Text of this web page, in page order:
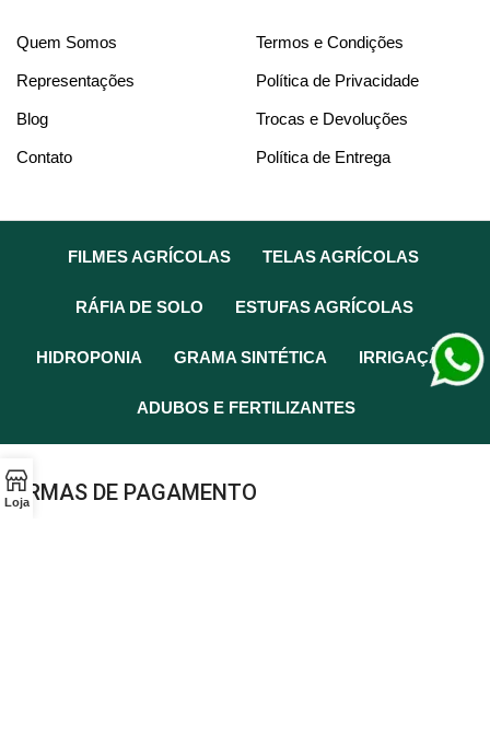
Quem Somos
Representações
Blog
Contato
Termos e Condições
Política de Privacidade
Trocas e Devoluções
Política de Entrega
FILMES AGRÍCOLAS TELAS AGRÍCOLAS
RÁFIA DE SOLO ESTUFAS AGRÍCOLAS
HIDROPONIA GRAMA SINTÉTICA IRRIGAÇÃO
ADUBOS E FERTILIZANTES
FORMAS DE PAGAMENTO
Loja